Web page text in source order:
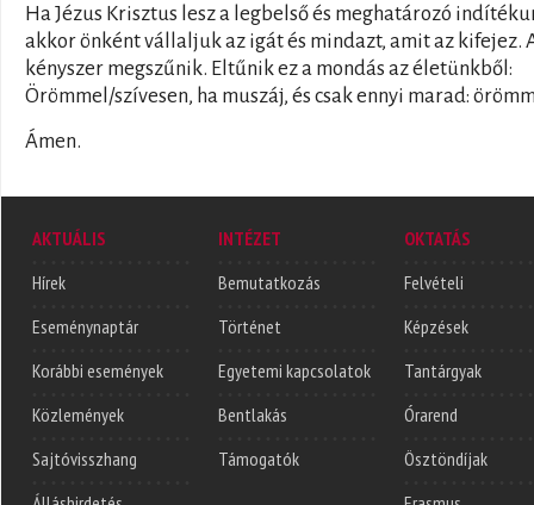
Ha Jézus Krisztus lesz a legbelső és meghatározó
akkor önként vállaljuk az igát és mindazt, amit az kifejez.
kényszer megszűnik. Eltűnik ez a mondás az életünkből:
Örömmel/szívesen, ha muszáj, és csak ennyi marad:
Ámen.
AKTUÁLIS
Hírek
Eseménynaptár
Korábbi események
Közlemények
Sajtóvisszhang
INTÉZET
Bemutatkozás
Történet
Egyetemi kapcsolatok
Bentlakás
Támogatók
OKTATÁS
Felvételi
Képzések
Tantárgyak
Órarend
Ösztöndíjak